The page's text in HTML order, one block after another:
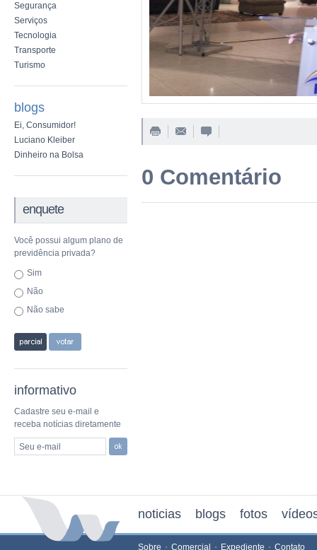
Segurança
Serviços
Tecnologia
Transporte
Turismo
blogs
Ei, Consumidor!
Luciano Kleiber
Dinheiro na Bolsa
enquete
Você possui algum plano de
previdência privada?
Sim
Não
Não sabe
informativo
Cadastre seu e-mail e
receba notícias diretamente
Seu e-mail
0 Comentário
noticias blogs fotos
Sobre Comercial Expediente Contato